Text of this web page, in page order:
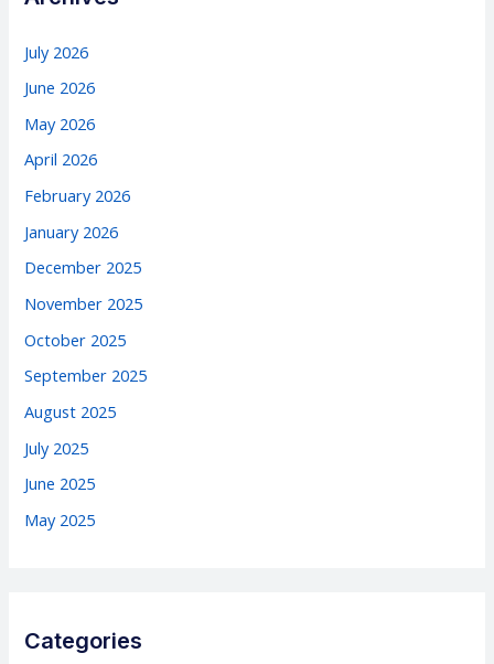
July 2026
June 2026
May 2026
April 2026
February 2026
January 2026
December 2025
November 2025
October 2025
September 2025
August 2025
July 2025
June 2025
May 2025
Categories